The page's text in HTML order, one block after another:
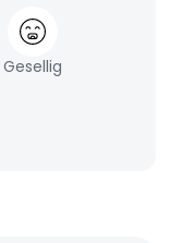
Gesellig